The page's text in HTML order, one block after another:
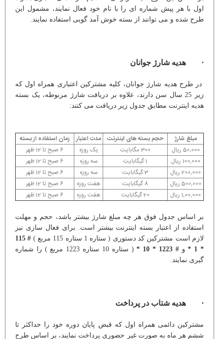
اول با هر پیش شماره ای را با نام خود فعال نمایند، مشمول این
طرح شده و می توانند از بسته خوش آمد گویی استفاده نمایند.
· هدیه شارژ جوانان
در طرح هدیه شارژ جوانان، کلیه مشترکین اعتباری همراه اول که
زیر 25 سال سن دارند، علاوه بر دریافت شارژ مربوطه، یک بسته
هدیه اینترنت مطابق جدول زیر دریافت می کنند:
مبلغ شارژ حجم بسته های اینترنت مدت اعتبار
زمان استفاده از بسته
50,000 ریال
300 مگابایت یک روزه
6 صبح تا 12 ظهر
100,000 ریال
1 گیگابایت سه روزه
6 صبح تا 12 ظهر
200,000 ریال
3 گیگابایت سه روزه
6 صبح تا 12 ظهر
500,000 ریال
8 گیگابایت هفت روزه
6 صبح تا 12 ظهر
1,00,000 ریال
20 گیگابایت هفت روزه 6 صبح تا 12 ظهر
بر اساس جدول فوق هر چه مبلغ شارژ بیشتر باشد، حجم و مهلت
استفاده از اعتبار بسته اینترنت بیشتر است. برای فعال سازی نیز
لازم است مشترکین کد دستوری ( ستاره 1 ستاره 115 مربع )
# 115
* 1 *
و# 1223 * 10 *
( ستاره 10 ستاره 1223 مربع ) را شماره
گیری نمایند.
· هدیه شتاب در پرداخت
مشترکین دائمی همراه اول که قبض پایان دوره خود را حداکثر تا
ششم هر ماه به صورت غیر حضوری پرداخت نمایند، بر اساس طرح